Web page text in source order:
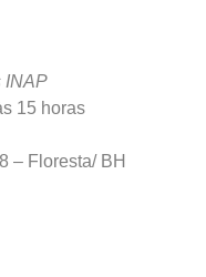
INAP
15 horas
– Floresta/ BH